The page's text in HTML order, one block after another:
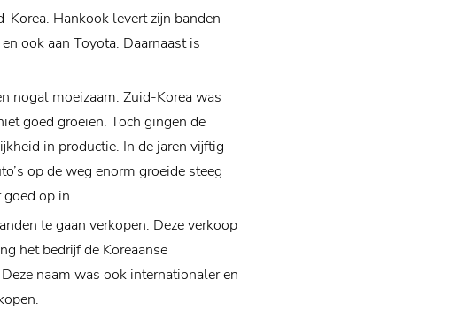
Hankook levert zijn banden
ook aan Toyota. Daarnaast is
nogal moeizaam. Zuid-Korea was
goed groeien. Toch gingen de
in productie. In de jaren vijftig
op de weg enorm groeide steeg
goed op in.
te gaan verkopen. Deze verkoop
het bedrijf de Koreaanse
naam was ook internationaler en